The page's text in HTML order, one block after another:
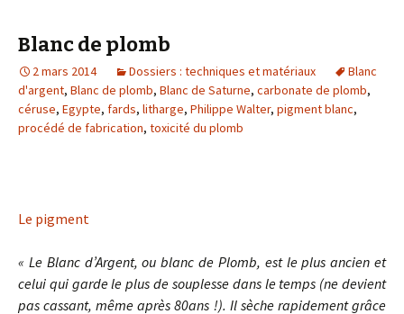
Blanc de plomb
2 mars 2014 Dossiers : techniques et matériaux
Blanc
d'argent, Blanc de plomb, Blanc de Saturne, carbonate de plomb,
céruse, Egypte, fards, litharge, Philippe Walter, pigment blanc,
procédé de fabrication, toxicité du plomb
Le pigment
« Le Blanc d’Argent, ou blanc de Plomb, est le plus ancien et
celui qui garde le plus de souplesse dans le temps (ne devient
pas cassant, même après 80ans !). Il sèche rapidement grâce